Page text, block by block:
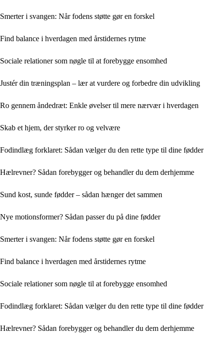
Smerter i svangen: Når fodens støtte gør en forskel
Find balance i hverdagen med årstidernes rytme
Sociale relationer som nøgle til at forebygge ensomhed
Justér din træningsplan – lær at vurdere og forbedre din udvikling
Ro gennem åndedræt: Enkle øvelser til mere nærvær i hverdagen
Skab et hjem, der styrker ro og velvære
Fodindlæg forklaret: Sådan vælger du den rette type til dine fødder
Hælrevner? Sådan forebygger og behandler du dem derhjemme
Sund kost, sunde fødder – sådan hænger det sammen
Nye motionsformer? Sådan passer du på dine fødder
Smerter i svangen: Når fodens støtte gør en forskel
Find balance i hverdagen med årstidernes rytme
Sociale relationer som nøgle til at forebygge ensomhed
Fodindlæg forklaret: Sådan vælger du den rette type til dine fødder
Hælrevner? Sådan forebygger og behandler du dem derhjemme